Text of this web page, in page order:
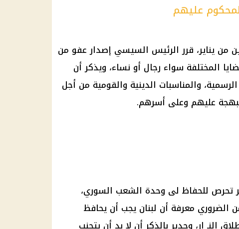
عليهم
من يناير، قرر الرئيس السيسي إصدار عفو من
المختلفة سواء رجال أو نساء، ويذكر أن
، والمناسبات الدينية والقومية من أجل
عليهم وعلى أسرهم.
للحفاظ لى وحدة الشعب السوري،
الضروري معرفة أن لبنان يجب أن يحافظ
النـ ار، وجدير بالذكر أن لا بد أن يتجنب